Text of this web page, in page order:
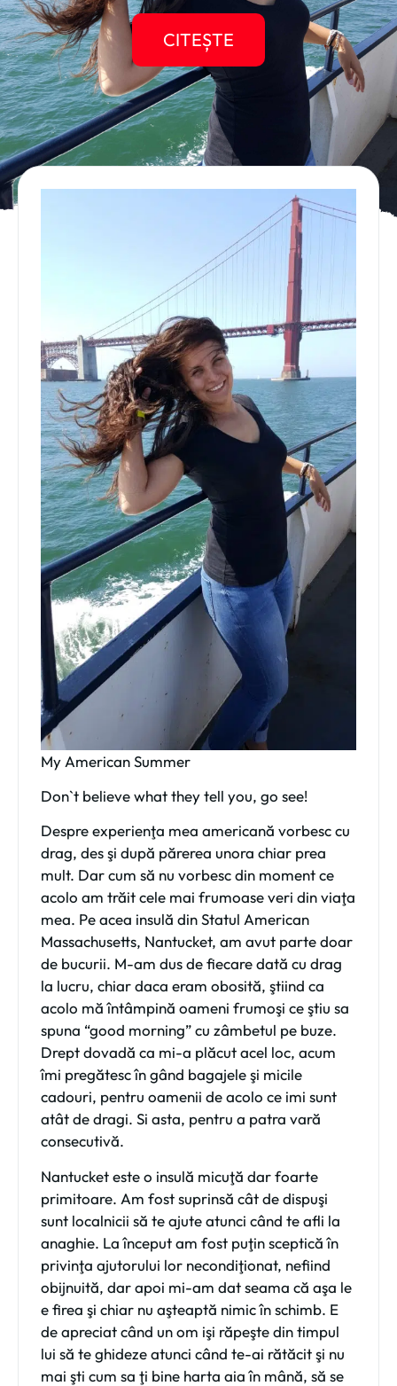
CITEȘTE
My American Summer
Don`t believe what they tell you, go see!
Despre experienţa mea americană vorbesc cu
drag, des şi după părerea unora chiar prea
mult. Dar cum să nu vorbesc din moment ce
acolo am trăit cele mai frumoase veri din viaţa
mea. Pe acea insulă din Statul American
Massachusetts, Nantucket, am avut parte doar
de bucurii. M-am dus de fiecare dată cu drag
la lucru, chiar daca eram obosită, ştiind ca
acolo mă întâmpină oameni frumoşi ce ştiu sa
spuna “good morning” cu zâmbetul pe buze.
Drept dovadă ca mi-a plăcut acel loc, acum
îmi pregătesc în gând bagajele şi micile
cadouri, pentru oamenii de acolo ce imi sunt
atât de dragi. Si asta, pentru a patra vară
consecutivă.
Nantucket este o insulă micuţă dar foarte
primitoare. Am fost suprinsă cât de dispuşi
sunt localnicii să te ajute atunci când te afli la
anaghie. La început am fost puţin sceptică în
privinţa ajutorului lor necondiţionat, nefiind
obijnuită, dar apoi mi-am dat seama că aşa le
e firea şi chiar nu aşteaptă nimic în schimb. E
de apreciat când un om işi răpeşte din timpul
lui să te ghideze atunci când te-ai rătăcit şi nu
mai şti cum sa ţi bine harta aia în mână, să se